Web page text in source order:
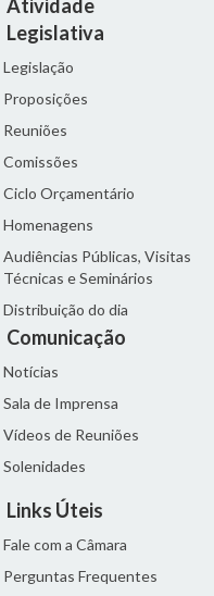
Atividade
Legislativa
Legislação
Proposições
Reuniões
Comissões
Ciclo Orçamentário
Homenagens
Audiências Públicas, Visitas
Técnicas e Seminários
Distribuição do dia
Comunicação
Notícias
Sala de Imprensa
Vídeos de Reuniões
Solenidades
Links Úteis
Fale com a Câmara
Perguntas Frequentes